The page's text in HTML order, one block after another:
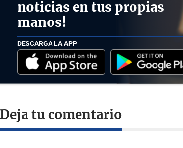
noticias en tus propias
manos!
DESCARGA LA APP
Deja tu comentario